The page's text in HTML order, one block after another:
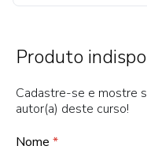
Produto
Cadastre-se e mostre
autor(a) deste curso!
Nome *